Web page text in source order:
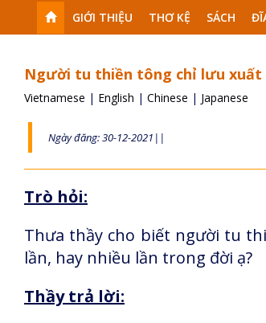
GIỚI THIỆU THƠ KỆ SÁCH
Người tu thiền tông chỉ lưu
Vietnamese | English | Chinese | Japanese
Ngày đăng: 30-12-2021||
Trò hỏi:
Thưa thầy cho biết người tu
lần, hay nhiều lần trong đời ạ?
Thầy trả lời: